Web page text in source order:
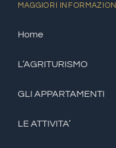
MAGGIORI INFORMAZIONI
Home
L’AGRITURISMO
GLI APPARTAMENTI
LE ATTIVITA’